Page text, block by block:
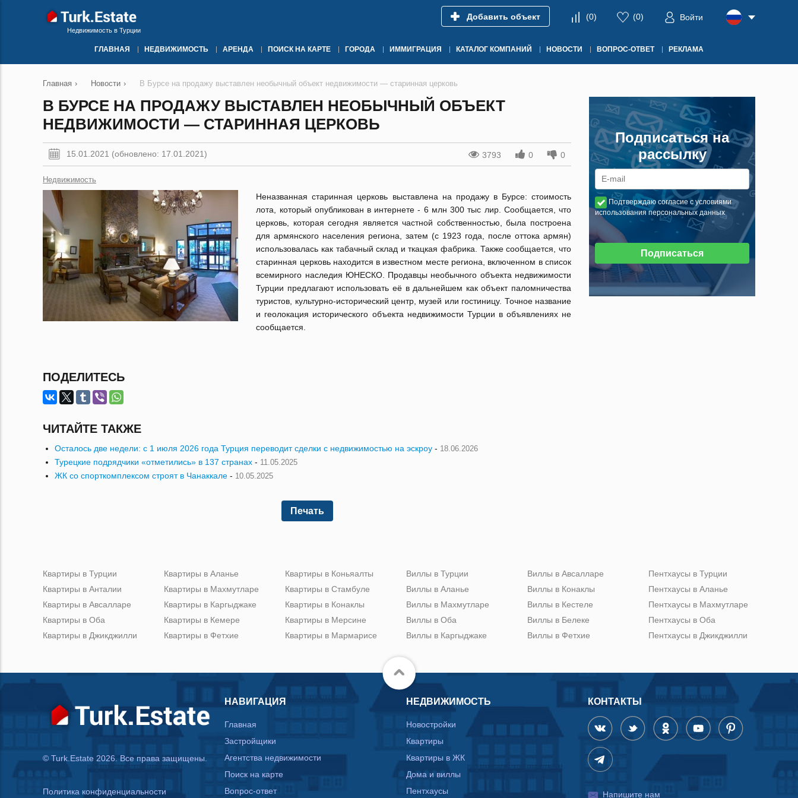
Недвижимость в Турции
Добавить объект (0) (0) Войти
ГЛАВНАЯ НЕДВИЖИМОСТЬ АРЕНДА ПОИСК НА КАРТЕ ГОРОДА ИММИГРАЦИЯ КАТАЛОГ КОМПАНИЙ НОВОСТИ ВОПРОС-ОТВЕТ РЕКЛАМА
Главная › Новости › В Бурсе на продажу выставлен необычный объект недвижимости — старинная церковь
В БУРСЕ НА ПРОДАЖУ ВЫСТАВЛЕН НЕОБЫЧНЫЙ ОБЪЕКТ
НЕДВИЖИМОСТИ — СТАРИННАЯ ЦЕРКОВЬ
15.01.2021 (обновлено: 17.01.2021) 3793 0 0
Недвижимость
Неназванная старинная церковь выставлена на продажу в Бурсе: стоимость
лота, который опубликован в интернете - 6 млн 300 тыс лир. Сообщается, что
церковь, которая сегодня является частной собственностью, была построена
для армянского населения региона, затем (с 1923 года, после оттока армян)
использовалась как табачный склад и ткацкая фабрика. Также сообщается, что
старинная церковь находится в известном месте региона, включенном в список
всемирного наследия ЮНЕСКО. Продавцы необычного объекта недвижимости
Турции предлагают использовать её в дальнейшем как объект паломничества
туристов, культурно-исторический центр, музей или гостиницу. Точное название
и геолокация исторического объекта недвижимости Турции в объявлениях не
сообщается.
ПОДЕЛИТЕСЬ
ЧИТАЙТЕ ТАКЖЕ
Осталось две недели: с 1 июля 2026 года Турция переводит сделки с недвижимостью на эскроу - 18.06.2026
Турецкие подрядчики «отметились» в 137 странах - 11.05.2025
ЖК со спорткомплексом строят в Чанаккале - 10.05.2025
Печать
Подписаться на
рассылку
Подтверждаю согласие с условиями
использования персональных данных
Подписаться
Квартиры в Турции
Квартиры в Анталии
Квартиры в Авсалларе
Квартиры в Оба
Квартиры в Джикджилли
Квартиры в Аланье
Квартиры в Махмутларе
Квартиры в Каргыджаке
Квартиры в Кемере
Квартиры в Фетхие
Квартиры в Коньяалты
Квартиры в Стамбуле
Квартиры в Конаклы
Квартиры в Мерсине
Квартиры в Мармарисе
Виллы в Турции
Виллы в Аланье
Виллы в Махмутларе
Виллы в Оба
Виллы в Каргыджаке
Виллы в Авсалларе
Виллы в Конаклы
Виллы в Кестеле
Виллы в Белеке
Виллы в Фетхие
Пентхаусы в Турции
Пентхаусы в Аланье
Пентхаусы в Махмутларе
Пентхаусы в Оба
Пентхаусы в Джикджилли
© Turk.Estate 2026. Все права защищены.
Политика конфиденциальности
НАВИГАЦИЯ
Главная
Застройщики
Агентства недвижимости
Поиск на карте
Вопрос-ответ
НЕДВИЖИМОСТЬ
Новостройки
Квартиры
Квартиры в ЖК
Дома и виллы
Пентхаусы
КОНТАКТЫ
Напишите нам